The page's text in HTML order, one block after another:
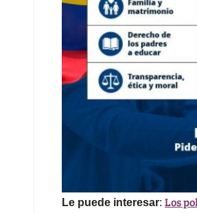
Le puede interesar: Los